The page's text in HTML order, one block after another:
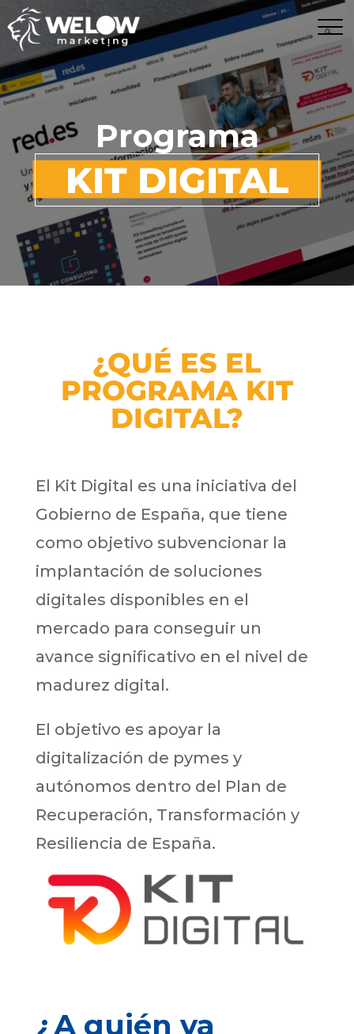
Programa
KIT DIGITAL
¿QUÉ ES EL
PROGRAMA KIT
DIGITAL?
El Kit Digital es una iniciativa del
Gobierno de España, que tiene
como objetivo subvencionar la
implantación de soluciones
digitales disponibles en el
mercado para conseguir un
avance significativo en el nivel de
madurez digital.
El objetivo es apoyar la
digitalización de pymes y
autónomos dentro del Plan de
Recuperación, Transformación y
Resiliencia de España.
¿A quién va